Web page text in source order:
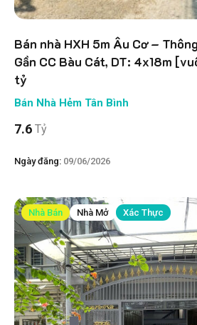
Bán nhà HXH 5m Âu Cơ –
Gần CC Bàu Cát, DT: 4x18m
tỷ
Bán Nhà Hẻm Tân Bình
7.6 Tỷ
Ngày đăng: 09/06/2026
Nhà Bán Nhà Mở Xác Thực